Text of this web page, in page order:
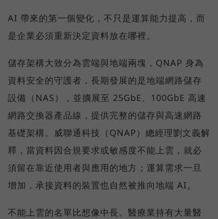
AI 帶來的第一個變化，不只是運算能力提高，而
是企業必須重新決定資料放在哪裡。
儲存架構大致分為雲端與地端兩塊，QNAP 身為
資料安全的守護者，長期發展的是地端網路儲存
設備（NAS），並擴展至 25GbE、100GbE 高速
網路交換器產品線，提供完整的儲存與高速網路
基礎架構。威聯通科技（QNAP）總經理劉文義解
釋，當資料因合規要求或敏感度不能上雲，就必
須留在靠近使用者與應用的地方；運算需求一旦
增加，承接資料的裝置也自然被推向地端 AI。
不能上雲的名單比想像中長。醫療業持有大量醫